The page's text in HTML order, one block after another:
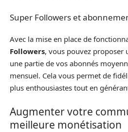
Super Followers et
Avec la mise en place de
Followers, vous pouvez proposer
une partie de vos abonnés
mensuel. Cela vous permet de
plus enthousiastes tout en
Augmenter votre
meilleure monétisation